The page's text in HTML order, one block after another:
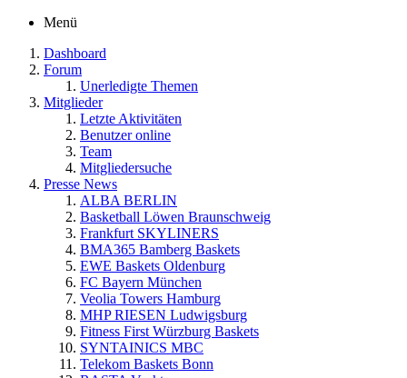
Menü
Dashboard
Forum
Unerledigte Themen
Mitglieder
Letzte Aktivitäten
Benutzer online
Team
Mitgliedersuche
Presse News
ALBA BERLIN
Basketball Löwen Braunschweig
Frankfurt SKYLINERS
BMA365 Bamberg Baskets
EWE Baskets Oldenburg
FC Bayern München
Veolia Towers Hamburg
MHP RIESEN Ludwigsburg
Fitness First Würzburg Baskets
SYNTAINICS MBC
Telekom Baskets Bonn